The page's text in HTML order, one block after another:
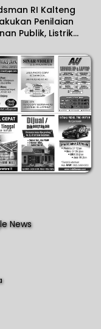
RI Kalteng
Penilaian
Publik, Listrik
News